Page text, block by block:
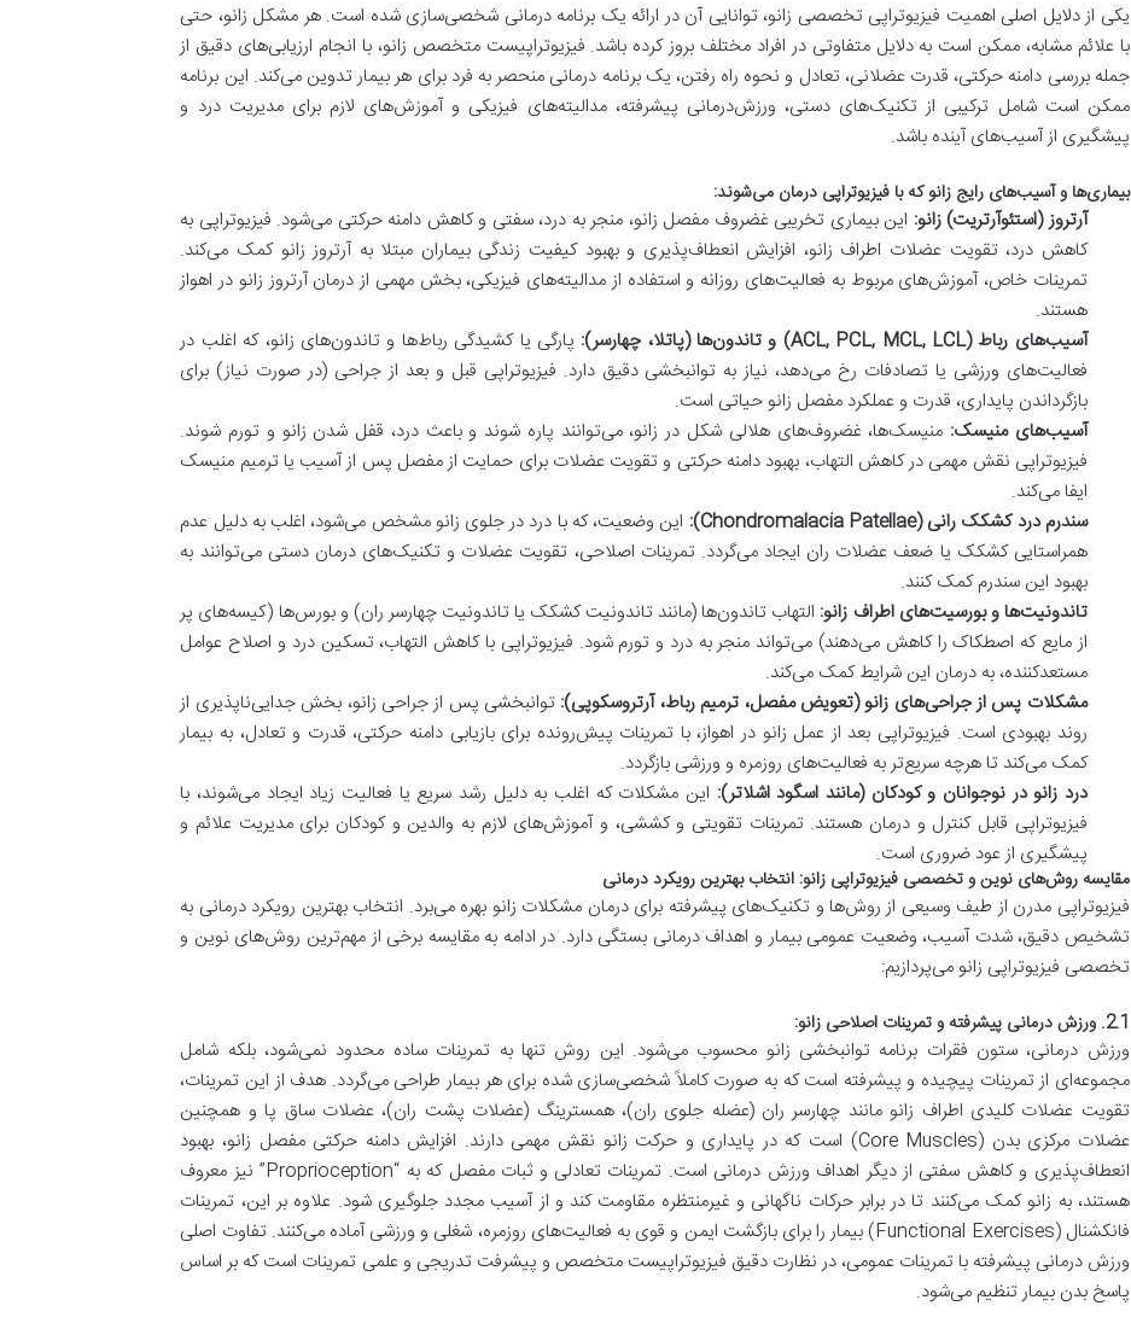
یکی از دلایل اصلی اهمیت فیزیوتراپی تخصصی زانو، توانایی آن در ارائه یک برنامه درمانی شخصی‌سازی شده است. هر مشکل زانو، حتی
با علائم مشابه، ممکن است به دلایل متفاوتی در افراد مختلف بروز کرده باشد. فیزیوتراپیست متخصص زانو، با انجام ارزیابی‌های دقیق از
جمله بررسی دامنه حرکتی، قدرت عضلانی، تعادل و نحوه راه رفتن، یک برنامه درمانی منحصر به فرد برای هر بیمار تدوین می‌کند. این برنامه
ممکن است شامل ترکیبی از تکنیک‌های دستی، ورزش‌درمانی پیشرفته، مدالیته‌های فیزیکی و آموزش‌های لازم برای مدیریت درد و
پیشگیری از آسیب‌های آینده باشد.
بیماری‌ها و آسیب‌های رایج زانو که با فیزیوتراپی درمان می‌شوند:
آرتروز (استئوآرتریت) زانو: این بیماری تخریبی غضروف مفصل زانو، منجر به درد، سفتی و کاهش دامنه حرکتی می‌شود. فیزیوتراپی به
کاهش درد، تقویت عضلات اطراف زانو، افزایش انعطاف‌پذیری و بهبود کیفیت زندگی بیماران مبتلا به آرتروز زانو کمک می‌کند.
تمرینات خاص، آموزش‌های مربوط به فعالیت‌های روزانه و استفاده از مدالیته‌های فیزیکی، بخش مهمی از درمان آرتروز زانو در اهواز
هستند.
آسیب‌های رباط (ACL, PCL, MCL, LCL) و تاندون‌ها (پاتلا، چهارسر):
پارگی یا کشیدگی رباط‌ها و تاندون‌های زانو، که اغلب در
فعالیت‌های ورزشی یا تصادفات رخ می‌دهد، نیاز به توانبخشی دقیق دارد. فیزیوتراپی قبل و بعد از جراحی (در صورت نیاز) برای
بازگرداندن پایداری، قدرت و عملکرد مفصل زانو حیاتی است.
آسیب‌های منیسک: منیسک‌ها، غضروف‌های هلالی شکل در زانو، می‌توانند پاره شوند و باعث درد، قفل شدن زانو و تورم شوند.
فیزیوتراپی نقش مهمی در کاهش التهاب، بهبود دامنه حرکتی و تقویت عضلات برای حمایت از مفصل پس از آسیب یا ترمیم منیسک
ایفا می‌کند.
سندرم درد کشکک رانی (Chondromalacia Patellae):
این وضعیت، که با درد در جلوی زانو مشخص می‌شود، اغلب به دلیل عدم
همراستایی کشکک یا ضعف عضلات ران ایجاد می‌گردد. تمرینات اصلاحی، تقویت عضلات و تکنیک‌های درمان دستی می‌توانند به
بهبود این سندرم کمک کنند.
تاندونیت‌ها و بورسیت‌های اطراف زانو: التهاب تاندون‌ها (مانند تاندونیت کشکک یا تاندونیت چهارسر ران) و بورس‌ها (کیسه‌های پر
از مایع که اصطکاک را کاهش می‌دهند) می‌تواند منجر به درد و تورم شود. فیزیوتراپی با کاهش التهاب، تسکین درد و اصلاح عوامل
مستعدکننده، به درمان این شرایط کمک می‌کند.
مشکلات پس از جراحی‌های زانو (تعویض مفصل، ترمیم رباط، آرتروسکوپی): توانبخشی پس از جراحی زانو، بخش جدایی‌ناپذیری از
روند بهبودی است. فیزیوتراپی بعد از عمل زانو در اهواز، با تمرینات پیش‌رونده برای بازیابی دامنه حرکتی، قدرت و تعادل، به بیمار
کمک می‌کند تا هرچه سریع‌تر به فعالیت‌های روزمره و ورزشی بازگردد.
درد زانو در نوجوانان و کودکان (مانند اسگود اشلاتر): این مشکلات که اغلب به دلیل رشد سریع یا فعالیت زیاد ایجاد می‌شوند، با
فیزیوتراپی قابل کنترل و درمان هستند. تمرینات تقویتی و کششی، و آموزش‌های لازم به والدین و کودکان برای مدیریت علائم و
پیشگیری از عود ضروری است.
مقایسه روش‌های نوین و تخصصی فیزیوتراپی زانو: انتخاب بهترین رویکرد درمانی
فیزیوتراپی مدرن از طیف وسیعی از روش‌ها و تکنیک‌های پیشرفته برای درمان مشکلات زانو بهره می‌برد. انتخاب بهترین رویکرد درمانی به
تشخیص دقیق، شدت آسیب، وضعیت عمومی بیمار و اهداف درمانی بستگی دارد. در ادامه به مقایسه برخی از مهم‌ترین روش‌های نوین و
تخصصی فیزیوتراپی زانو می‌پردازیم:
2.1. ورزش درمانی پیشرفته و تمرینات اصلاحی زانو:
ورزش درمانی، ستون فقرات برنامه توانبخشی زانو محسوب می‌شود. این روش تنها به تمرینات ساده محدود نمی‌شود، بلکه شامل
مجموعه‌ای از تمرینات پیچیده و پیشرفته است که به صورت کاملاً شخصی‌سازی شده برای هر بیمار طراحی می‌گردد. هدف از این تمرینات،
تقویت عضلات کلیدی اطراف زانو مانند چهارسر ران (عضله جلوی ران)، همسترینگ (عضلات پشت ران)، عضلات ساق پا و همچنین
عضلات مرکزی بدن (Core Muscles) است که در پایداری و حرکت زانو نقش مهمی دارند. افزایش دامنه حرکتی مفصل زانو، بهبود
انعطاف‌پذیری و کاهش سفتی از دیگر اهداف ورزش درمانی است. تمرینات تعادلی و ثبات مفصل که به “Proprioception” نیز معروف
هستند، به زانو کمک می‌کنند تا در برابر حرکات ناگهانی و غیرمنتظره مقاومت کند و از آسیب مجدد جلوگیری شود. علاوه بر این، تمرینات
فانکشنال (Functional Exercises) بیمار را برای بازگشت ایمن و قوی به فعالیت‌های روزمره، شغلی و ورزشی آماده می‌کنند. تفاوت اصلی
ورزش درمانی پیشرفته با تمرینات عمومی، در نظارت دقیق فیزیوتراپیست متخصص و پیشرفت تدریجی و علمی تمرینات است که بر اساس
پاسخ بدن بیمار تنظیم می‌شود.